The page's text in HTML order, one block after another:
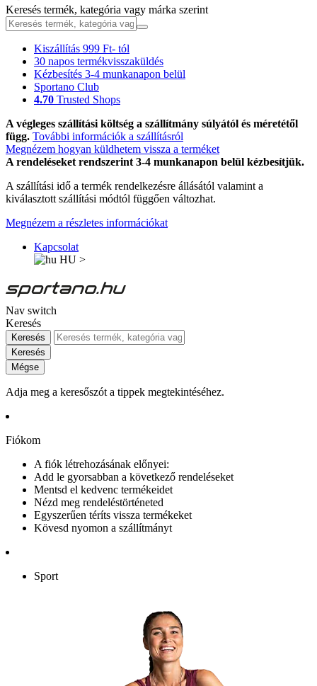
Keresés termék, kategória vagy márka szerint
Kiszállítás 999 Ft- tól
30 napos termékvisszaküldés
Kézbesítés 3-4 munkanapon belül
Sportano Club
4.70 Trusted Shops
A végleges szállítási költség a szállítmány súlyától és méretétől
függ. További információk a szállításról
Megnézem hogyan küldhetem vissza a terméket
A rendeléseket rendszerint 3-4 munkanapon belül kézbesítjük.
A szállítási idő a termék rendelkezésre állásától valamint a
kiválasztott szállítási módtól függően változhat.
Megnézem a részletes információkat
Kapcsolat
HU >
Nav switch
Keresés
Keresés
Keresés
Mégse
Adja meg a keresőszót a tippek megtekintéséhez.
Fiókom
A fiók létrehozásának előnyei:
Add le gyorsabban a következő rendeléseket
Mentsd el kedvenc termékeidet
Nézd meg rendeléstörténeted
Egyszerűen téríts vissza termékeket
Kövesd nyomon a szállítmányt
Sport